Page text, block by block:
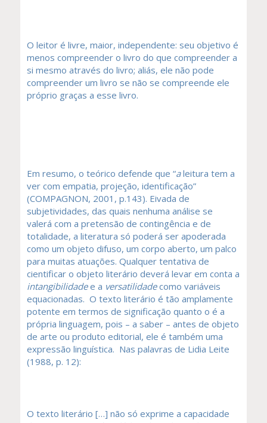
O leitor é livre, maior, independente: seu objetivo é
menos compreender o livro do que compreender a
si mesmo através do livro; aliás, ele não pode
compreender um livro se não se compreende ele
próprio graças a esse livro.
Em resumo, o teórico defende que “aleitura tem a
ver com empatia, projeção, identificação”
(COMPAGNON, 2001, p.143). Eivada de
subjetividades, das quais nenhuma análise se
valerá com a pretensão de contingência e de
totalidade, a literatura só poderá ser apoderada
como um objeto difuso, um corpo aberto, um palco
para muitas atuações. Qualquer tentativa de
cientificar o objeto literário deverá levar em conta a
intangibilidadee a versatilidadecomo variáveis
equacionadas. O texto literário é tão amplamente
potente em termos de significação quanto o é a
própria linguagem, pois – a saber – antes de objeto
de arte ou produto editorial, ele é também uma
expressão linguística. Nas palavras de Lidia Leite
(1988, p. 12):
O texto literário […] não só exprime a capacidade